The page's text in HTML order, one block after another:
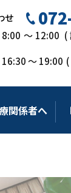
せ
8:00～12:00
16:30～19:00
関係者へ